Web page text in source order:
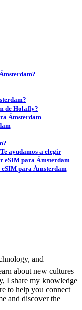
de Holafly?
Ámsterdam
ayudamos a elegir
eSIM para Ámsterdam
para Ámsterdam
and
about new cultures
I share my knowledge
to help you connect
and discover the